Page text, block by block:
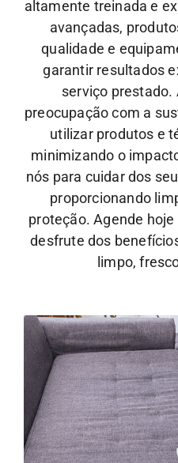
altamente treinada e
avançadas,
qualidade e
garantir resultados
serviço prestado.
preocupação com a
utilizar produtos e
minimizando o
nós para cuidar dos
proporcionando
proteção. Agende
desfrute dos
limpo,